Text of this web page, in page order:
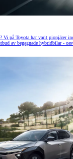
Vi på Toyota har varit pionjärer
av begagnade hybridbilar -